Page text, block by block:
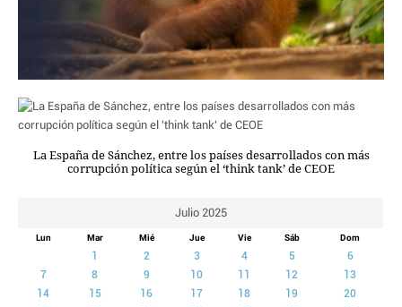
GENTE
MAGAZINE
CRIMEN Y CASTIGO
RELIGION
GASTRONOMÍA
SALUD
ESCAPARATE
24X7
La España de Sánchez, entre los países desarrollados con más
corrupción política según el ‘think tank’ de CEOE
Julio 2025
Lun Mar Mié Jue Vie Sáb Dom
2 3 4 5
6
7
8 9 10 12
13
14
15 16 17 18 19
20